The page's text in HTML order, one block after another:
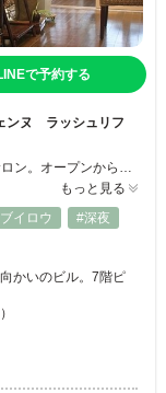
で予約する
ンヌ ラッシュリフ
瑞江駅前南口1分と駅チカで便利なプライベートサロン。オープンから16年以上。 完全予約制なので周りを気にする心配もなく、リラックスした空間で施術を受けられます！お子様連れもOK◎持ちが良い、最高級まつ毛エクステのメニューは、セーブル、フラットラッシュ、ボリュームラッシュなども取り揃えていて、長さ・太さ・カールなどお客様のご希望やお好みの仕上がりに合わせて選べます♪ぜひご利用ください☆彡
もっと見る
イロウ
#深夜
かいのビル。7階ピ